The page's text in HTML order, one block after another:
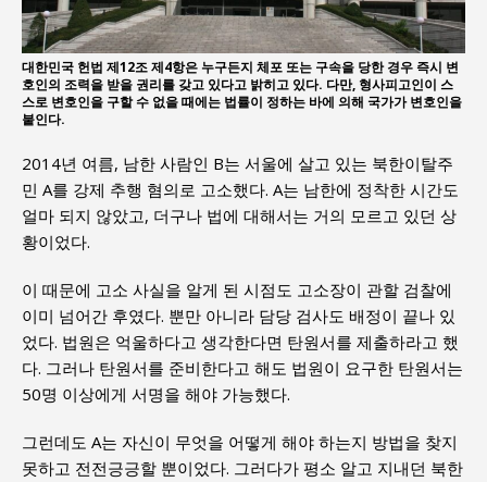
대한민국 헌법 제12조 제4항은 누구든지 체포 또는 구속을 당한 경우 즉시 변
호인의 조력을 받을 권리를 갖고 있다고 밝히고 있다. 다만, 형사피고인이 스
스로 변호인을 구할 수 없을 때에는 법률이 정하는 바에 의해 국가가 변호인을
붙인다.
2014년 여름, 남한 사람인 B는 서울에 살고 있는 북한이탈주
민 A를 강제 추행 혐의로 고소했다. A는 남한에 정착한 시간도
얼마 되지 않았고, 더구나 법에 대해서는 거의 모르고 있던 상
황이었다.
이 때문에 고소 사실을 알게 된 시점도 고소장이 관할 검찰에
이미 넘어간 후였다. 뿐만 아니라 담당 검사도 배정이 끝나 있
었다. 법원은 억울하다고 생각한다면 탄원서를 제출하라고 했
다. 그러나 탄원서를 준비한다고 해도 법원이 요구한 탄원서는
50명 이상에게 서명을 해야 가능했다.
그런데도 A는 자신이 무엇을 어떻게 해야 하는지 방법을 찾지
못하고 전전긍긍할 뿐이었다. 그러다가 평소 알고 지내던 북한